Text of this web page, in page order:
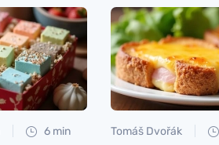
6 min Tomáš Dvořák